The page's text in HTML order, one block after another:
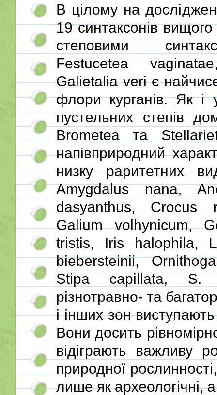
В цілому на
19 синтаксонів
степовими
Festucetea
Galietalia veri є
флори курганів. Як і
пустельних степів
Brometea та
напівприродний
низку раритетних
Amygdalus nana,
dasyanthus, Crocus
Galium volhynicum,
tristis, Iris halophila,
biebersteinii,
Stipa capillata, S.
різнотравно- та
і інших зон
Вони досить
відіграють важливу
природної
лише як археологічні,